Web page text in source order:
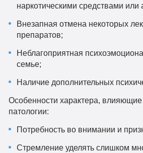
наркотическими средствами или
Внезапная отмена некоторых
препаратов;
Неблагоприятная
семье;
Наличие дополнительных
Особенности характера, влияющие
патологии:
Потребность во внимании и
Стремление уделять слишком